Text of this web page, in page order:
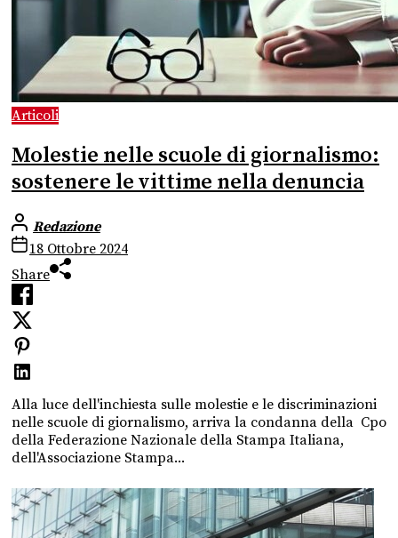
Articoli
Molestie nelle scuole di giornalismo:
sostenere le vittime nella denuncia
Redazione
18 Ottobre 2024
Share
Alla luce dell'inchiesta sulle molestie e le discriminazioni
nelle scuole di giornalismo, arriva la condanna della Cpo
della Federazione Nazionale della Stampa Italiana,
dell'Associazione Stampa...